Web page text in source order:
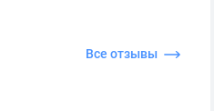
Все отзывы